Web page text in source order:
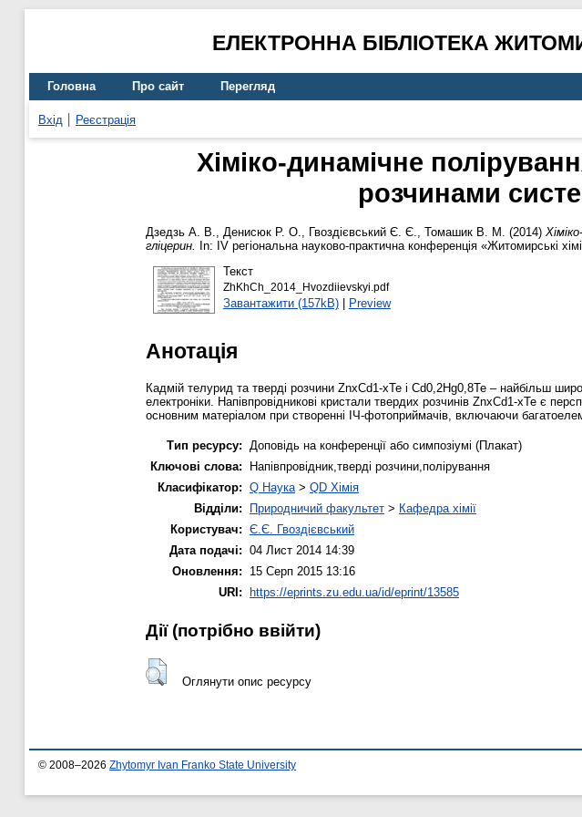
ЕЛЕКТРОННА БІБЛІОТЕКА
Головна Про сайт Перегляд
Вхід Реєстрація
Хіміко-динамічне
розчинами
Дзедзь А. В., Денисюк Р. О., Гвоздієвський Є. Є., Томашик В. М. (2014)
гліцерин.
In: IV регіональна науково-практична конференція «Житомирські
Текст
ZhKhCh_2014_Hvozdiievskyi.pdf
Завантажити (157kB)| Preview
Анотація
Кадмій телурид та тверді розчини ZnxCd1-xTe і Cd0,2Hg0,8Te – найбільш
електроніки. Напівпровідникові кристали твердих розчинів ZnxCd1-xTe є
основним матеріалом при створенні ІЧ-фотоприймачів, включаючи
Тип ресурсу:
Доповідь на конференції або симпозіумі (Плакат)
Ключові слова:
Напівпровідник,тверді розчини,полірування
Класифікатор: Q Наука > QD Хімія
Відділи:
Природничий факультет > Кафедра хімії
Користувач: Є.Є. Гвоздієвський
Дата подачі: 04 Лист 2014 14:39
Оновлення:
15 Серп 2015 13:16
URI: https://eprints.zu.edu.ua/id/eprint/13585
Дії ​​(потрібно ввійти)
Оглянути опис ресурсу
© 2008–2026 Zhytomyr Ivan Franko State University